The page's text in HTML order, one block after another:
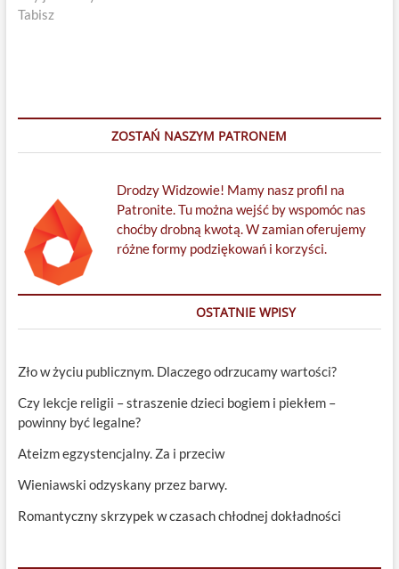
Tabisz
ZOSTAŃ NASZYM PATRONEM
Drodzy Widzowie! Mamy nasz profil na
Patronite. Tu można wejść by wspomóc nas
choćby drobną kwotą. W zamian oferujemy
różne formy podziękowań i korzyści.
OSTATNIE WPISY
Zło w życiu publicznym. Dlaczego odrzucamy wartości?
Czy lekcje religii – straszenie dzieci bogiem i piekłem –
powinny być legalne?
Ateizm egzystencjalny. Za i przeciw
Wieniawski odzyskany przez barwy.
Romantyczny skrzypek w czasach chłodnej dokładności